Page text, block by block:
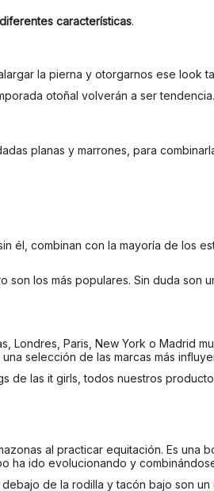
características.
la pierna y otorgarnos ese look
otoñal volverán a ser
planas y marrones, para
él, combinan con la mayoría de los
son los más populares. Sin duda
Londres, Paris, New York o Madrid
selección de las marcas más
de las it girls, todos nuestros
al practicar equitación. Es
ha ido evolucionando y
de la rodilla y tacón bajo son